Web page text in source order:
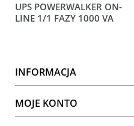
UPS POWERWALKER ON-
LINE 1/1 FAZY 1000 VA
INFORMACJA
MOJE KONTO